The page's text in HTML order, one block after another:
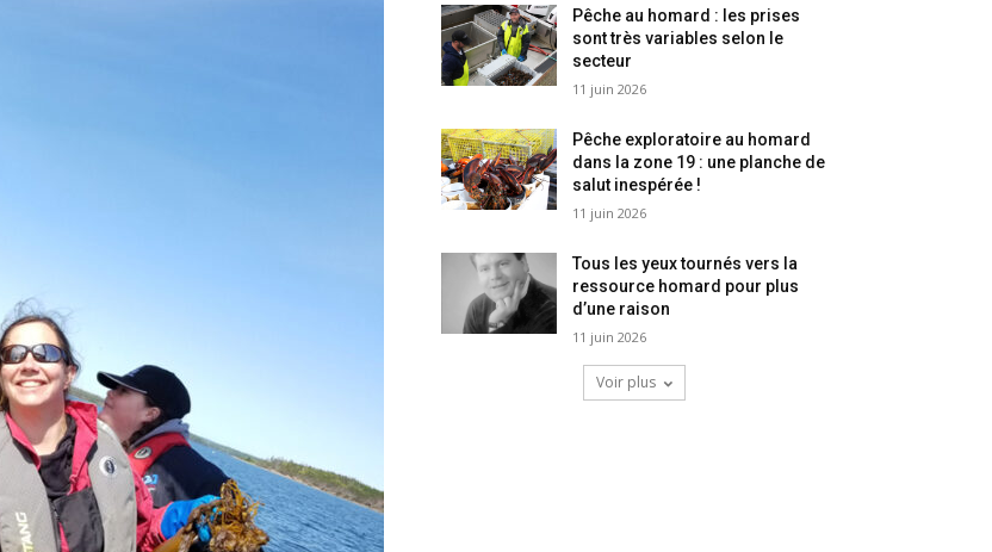
Pêche au homard : les prises
sont très variables selon le
secteur
11 juin 2026
Pêche exploratoire au homard
dans la zone 19 : une planche de
salut inespérée !
11 juin 2026
Tous les yeux tournés vers la
ressource homard pour plus
d’une raison
11 juin 2026
Voir plus